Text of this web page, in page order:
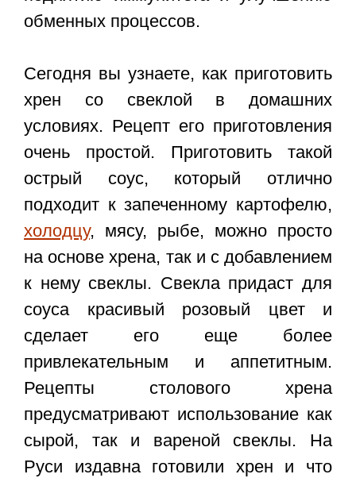
обменных процессов.
Сегодня вы узнаете, как приготовить
хрен со свеклой в домашних
условиях. Рецепт его приготовления
очень простой. Приготовить такой
острый соус, который отлично
подходит к запеченному картофелю,
холодцу, мясу, рыбе, можно просто
на основе хрена, так и с добавлением
к нему свеклы. Свекла придаст для
соуса красивый розовый цвет и
сделает его еще более
привлекательным и аппетитным.
Рецепты столового хрена
предусматривают использование как
сырой, так и вареной свеклы. На
Руси издавна готовили хрен и что